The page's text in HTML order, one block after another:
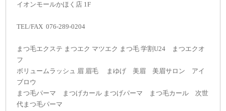
イオンモールかほく店 1F
TEL/FAX 076-289-0204
まつ毛エクステ まつエク マツエク まつ毛 学割U24 まつエクオ
フ
ボリュームラッシュ 眉 眉毛 まゆげ 美眉 美眉サロン アイ
ブロウ
まつ毛パーマ まつげカール まつげパーマ まつ毛カール 次世
代まつ毛パーマ